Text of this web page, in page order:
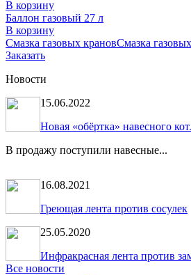
В корзину
Баллон газовый 27 л
В корзину
Смазка газовых крановСмазка
Заказать
Новости
15.06.2022
Новая «обёртка» навесного
В продажу поступили навесные...
16.08.2021
Греющая лента против сосулек
25.05.2020
Инфракрасная лента против
Все новости